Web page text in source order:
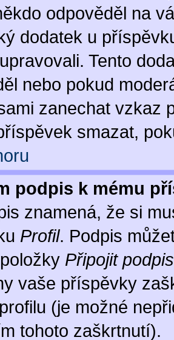
odpověděl na
dodatek u
Tento
nebo pokud
zanechat vzkaz
smazat,
podpis k mému
znamená, že si
Profil. Podpis
Připojit podpis
vaše příspěvky
(je možné
tohoto zaškrtnutí).